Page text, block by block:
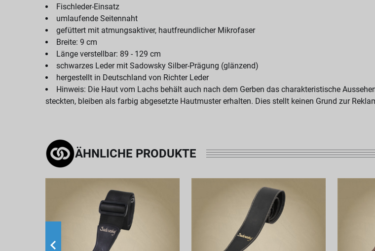
Fischleder-Einsatz
umlaufende Seitennaht
gefüttert mit atmungsaktiver, hautfreundlicher Mikrofaser
Breite: 9 cm
Länge verstellbar: 89 - 129 cm
schwarzes Leder mit Sadowsky Silber-Prägung (glänzend)
hergestellt in Deutschland von Richter Leder
Hinweis: Die Haut vom Lachs behält auch nach dem Gerben das charakteristische
steckten, bleiben als farbig abgesetzte Hautmuster erhalten. Dies stellt keinen Grund zur
ÄHNLICHE PRODUKTE